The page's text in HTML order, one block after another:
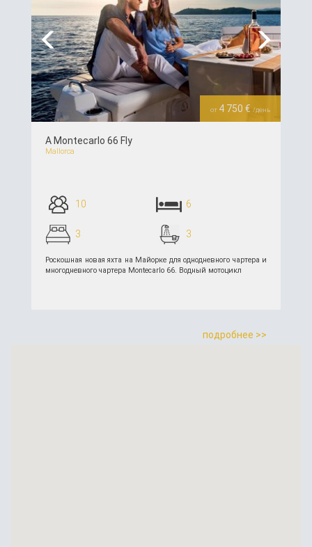
Previous Next
от 4 750 € /день
A Montecarlo 66 Fly
Mallorca
10 6
3 3
Роскошная новая яхта на Майорке для однодневного чартера и
многодневного чартера Montecarlo 66. Водный мотоцикл
подробнее >>